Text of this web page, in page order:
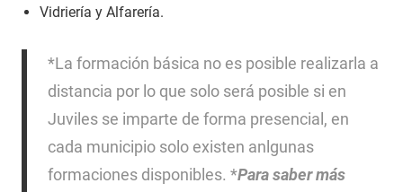
Vidriería y Alfarería.
*La formación básica no es posible realizarla a
distancia por lo que solo será posible si en
Juviles se imparte de forma presencial, en
cada municipio solo existen anlgunas
formaciones disponibles. *Para saber más